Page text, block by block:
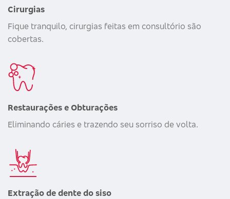
Cirurgias
Fique tranquilo, cirurgias feitas em consultório são
cobertas.
Restaurações e Obturações
Eliminando cáries e trazendo seu sorriso de volta.
Extração de dente do siso